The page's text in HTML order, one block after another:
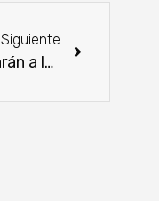
Siguiente
Multarán a las personas que no vayan a votar